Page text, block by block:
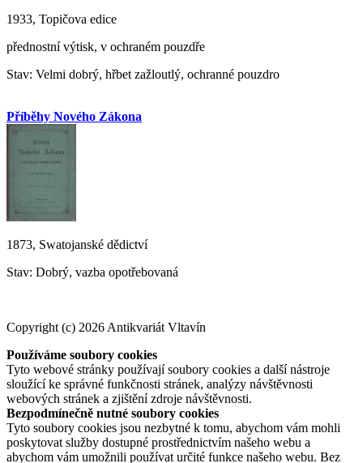
1933, Topičova edice
přednostní výtisk, v ochraném pouzdře
Stav: Velmi dobrý, hřbet zažloutlý, ochranné pouzdro
Příběhy Nového Zákona
1873, Swatojanské dědictví
Stav: Dobrý, vazba opotřebovaná
Copyright (c) 2026 Antikvariát Vltavín
Používáme soubory cookies
Tyto webové stránky používají soubory cookies a další nástroje
sloužící ke správné funkčnosti stránek, analýzy návštěvnosti
webových stránek a zjištění zdroje návštěvnosti.
Bezpodmínečně nutné soubory cookies
Tyto soubory cookies jsou nezbytné k tomu, abychom vám mohli
poskytovat služby dostupné prostřednictvím našeho webu a
abychom vám umožnili používat určité funkce našeho webu. Bez